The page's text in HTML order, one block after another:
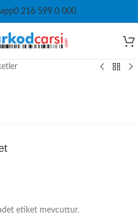
0 216 599 0 000
etiket mevcuttur.